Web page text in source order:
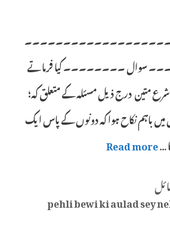
۔۔۔۔۔۔۔۔ کیا فرماتے
شرع متین درج ذیل مسئلہ کے متعلق کہ؛
باہم نکاح ہوا کہ دونوں کے پاس ایک
…
Read more
pehli bewi ki aulad sey